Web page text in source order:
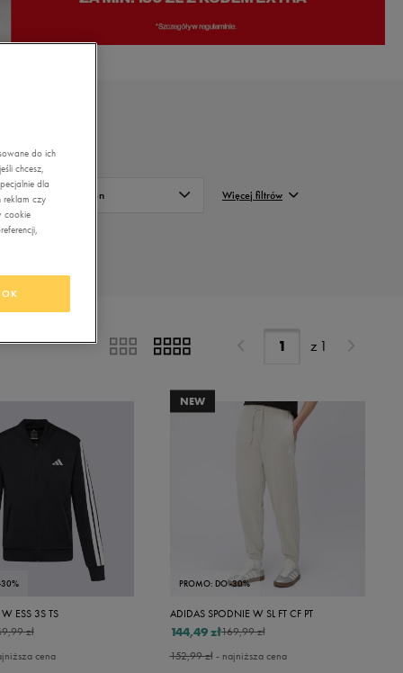
Sezon Więcej filtrów
z 1
ESS 3S TS
zł
cena
NEW
PROMO: DO -30%
ADIDAS SPODNIE W SL FT CF PT
169,99 zł
144,49 zł
152,99 zł- najniższa cena
do ich
chcesz,
dla
reklam czy
cookie
OK